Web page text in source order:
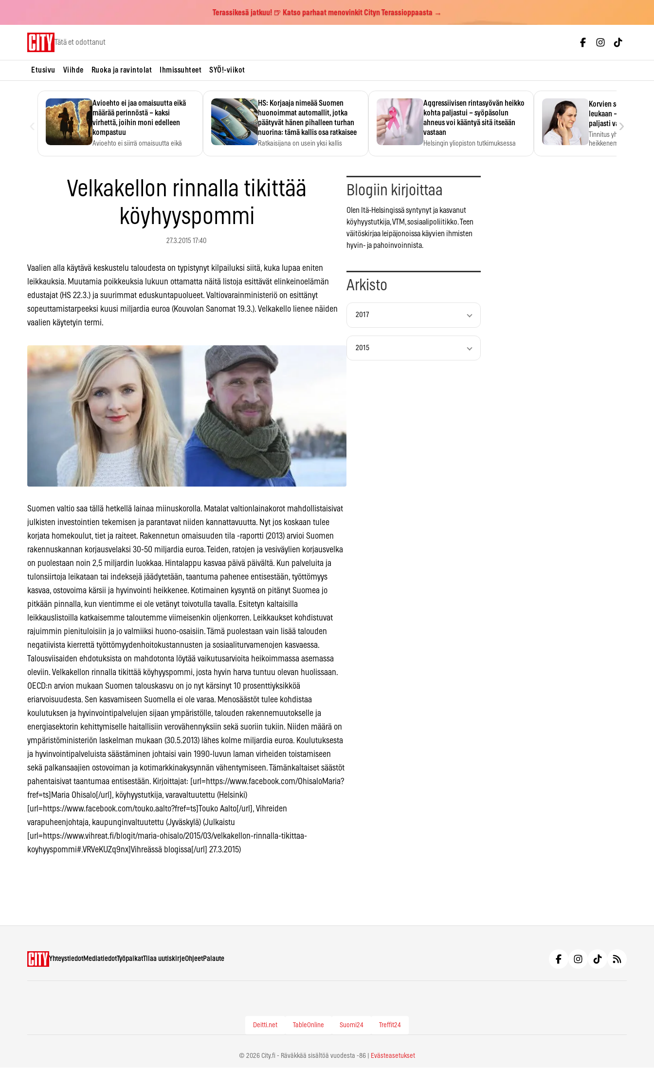
Terassikesä jatkuu! 🍺 Katso parhaat menovinkit Cityn Terassioppaasta →
Tätä et odottanut
Etusivu Viihde Ruoka ja ravintolat Ihmissuhteet SYÖ!-viikot
Avioehto ei jaa omaisuutta eikä
määrää perinnöstä – kaksi
virhettä, joihin moni edelleen
kompastuu
Avioehto ei siirrä omaisuutta eikä
HS: Korjaaja nimeää Suomen
huonoimmat automallit, jotka
päätyvät hänen pihalleen turhan
nuorina: tämä kallis osa ratkaisee
Ratkaisijana on usein yksi kallis
Aggressiivisen rintasyövän heikko
kohta paljastui – syöpäsolun
ahneus voi kääntyä sitä itseään
vastaan
Helsingin yliopiston tutkimuksessa
Korvien soiminen
leukaan – 47 349
paljasti vahvan
Tinnitus yhdistetään
heikkenemiseen.
›
Velkakellon rinnalla tikittää
köyhyyspommi
27.3.2015 17:40
Vaalien alla käytävä keskustelu taloudesta on typistynyt kilpailuksi siitä, kuka lupaa eniten
leikkauksia. Muutamia poikkeuksia lukuun ottamatta näitä listoja esittävät elinkeinoelämän
edustajat (HS 22.3.) ja suurimmat eduskuntapuolueet. Valtiovarainministeriö on esittänyt
sopeuttamistarpeeksi kuusi miljardia euroa (Kouvolan Sanomat 19.3.). Velkakello lienee näiden
vaalien käytetyin termi.
Suomen valtio saa tällä hetkellä lainaa miinuskorolla. Matalat valtionlainakorot mahdollistaisivat
julkisten investointien tekemisen ja parantavat niiden kannattavuutta. Nyt jos koskaan tulee
korjata homekoulut, tiet ja raiteet. Rakennetun omaisuuden tila -raportti (2013) arvioi Suomen
rakennuskannan korjausvelaksi 30-50 miljardia euroa. Teiden, ratojen ja vesiväylien korjausvelka
on puolestaan noin 2,5 miljardin luokkaa. Hintalappu kasvaa päivä päivältä. Kun palveluita ja
tulonsiirtoja leikataan tai indeksejä jäädytetään, taantuma pahenee entisestään, työttömyys
kasvaa, ostovoima kärsii ja hyvinvointi heikkenee. Kotimainen kysyntä on pitänyt Suomea jo
pitkään pinnalla, kun vientimme ei ole vetänyt toivotulla tavalla. Esitetyn kaltaisilla
leikkauslistoilla katkaisemme taloutemme viimeisenkin oljenkorren. Leikkaukset kohdistuvat
rajuimmin pienituloisiin ja jo valmiiksi huono-osaisiin. Tämä puolestaan vain lisää talouden
negatiivista kierrettä työttömyydenhoitokustannusten ja sosiaaliturvamenojen kasvaessa.
Talousviisaiden ehdotuksista on mahdotonta löytää vaikutusarvioita heikoimmassa asemassa
oleviin. Velkakellon rinnalla tikittää köyhyyspommi, josta hyvin harva tuntuu olevan huolissaan.
OECD:n arvion mukaan Suomen talouskasvu on jo nyt kärsinyt 10 prosenttiyksikköä
eriarvoisuudesta. Sen kasvamiseen Suomella ei ole varaa. Menosäästöt tulee kohdistaa
koulutuksen ja hyvinvointipalvelujen sijaan ympäristölle, talouden rakennemuutokselle ja
energiasektorin kehittymiselle haitallisiin verovähennyksiin sekä suoriin tukiin. Niiden määrä on
ympäristöministeriön laskelman mukaan (30.5.2013) lähes kolme miljardia euroa. Koulutuksesta
ja hyvinvointipalveluista säästäminen johtaisi vain 1990-luvun laman virheiden toistamiseen
sekä palkansaajien ostovoiman ja kotimarkkinakysynnän vähentymiseen. Tämänkaltaiset säästöt
pahentaisivat taantumaa entisestään. Kirjoittajat: [url=https://www.facebook.com/OhisaloMaria?
fref=ts]Maria Ohisalo[/url], köyhyystutkija, varavaltuutettu (Helsinki)
[url=https://www.facebook.com/touko.aalto?fref=ts]Touko Aalto[/url], Vihreiden
varapuheenjohtaja, kaupunginvaltuutettu (Jyväskylä) (Julkaistu
[url=https://www.vihreat.fi/blogit/maria-ohisalo/2015/03/velkakellon-rinnalla-tikittaa-
koyhyyspommi#.VRVeKUZq9nx]Vihreässä blogissa[/url] 27.3.2015)
Blogiin kirjoittaa
Olen Itä-Helsingissä syntynyt ja kasvanut
köyhyystutkija, VTM, sosiaalipoliitikko. Teen
väitöskirjaa leipäjonoissa käyvien ihmisten
hyvin- ja pahoinvoinnista.
Arkisto
2017
2015
YhteystiedotMediatiedotTyöpaikatTilaa uutiskirjeOhjeetPalaute
Deitti.net TableOnline Suomi24 Treffit24
© 2026 City.fi - Räväkkää sisältöä vuodesta -86 | Evästeasetukset